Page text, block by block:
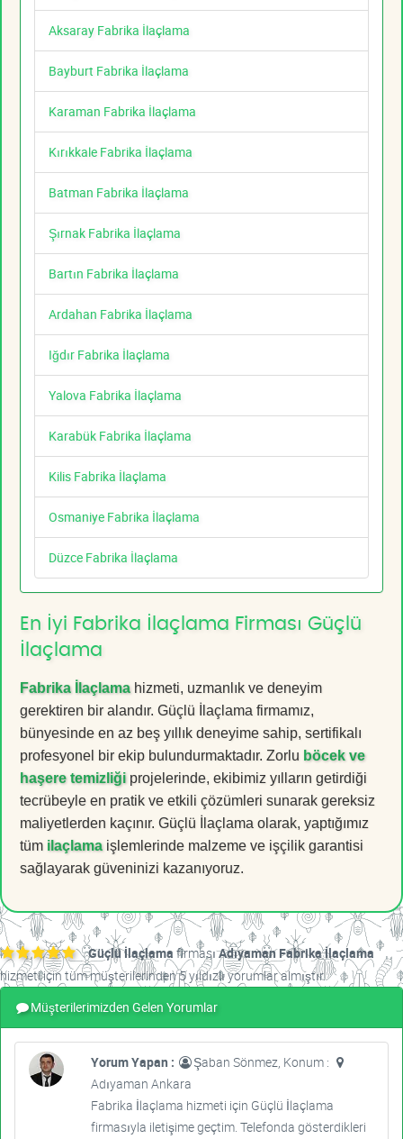
Aksaray Fabrika İlaçlama
Bayburt Fabrika İlaçlama
Karaman Fabrika İlaçlama
Kırıkkale Fabrika İlaçlama
Batman Fabrika İlaçlama
Şırnak Fabrika İlaçlama
Bartın Fabrika İlaçlama
Ardahan Fabrika İlaçlama
Iğdır Fabrika İlaçlama
Yalova Fabrika İlaçlama
Karabük Fabrika İlaçlama
Kilis Fabrika İlaçlama
Osmaniye Fabrika İlaçlama
Düzce Fabrika İlaçlama
En İyi Fabrika İlaçlama Firması Güçlü
İlaçlama
Fabrika İlaçlamahizmeti, uzmanlık ve deneyim
gerektiren bir alandır. Güçlü İlaçlama firmamız,
bünyesinde en az beş yıllık deneyime sahip, sertifikalı
profesyonel bir ekip bulundurmaktadır. Zorlu böcek ve
haşere temizliği projelerinde, ekibimiz yılların getirdiği
tecrübeyle en pratik ve etkili çözümleri sunarak gereksiz
maliyetlerden kaçınır. Güçlü İlaçlama olarak, yaptığımız
tüm ilaçlamaişlemlerinde malzeme ve işçilik garantisi
sağlayarak güveninizi kazanıyoruz.
Güçlü İlaçlama firmasıAdıyaman Fabrika İlaçlama
hizmeti için tüm müşterilerinden 5 yıldızlı yorumlar almıştır.
Müşterilerimizden Gelen Yorumlar
Yorum Yapan :
Şaban Sönmez, Konum :
Adıyaman Ankara
Fabrika İlaçlama hizmeti için Güçlü İlaçlama
firmasıyla iletişime geçtim. Telefonda gösterdikleri